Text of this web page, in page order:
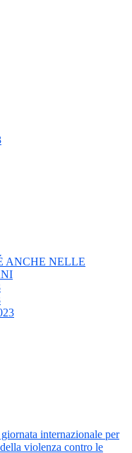
ANCHE NELLE
internazionale per
violenza contro le